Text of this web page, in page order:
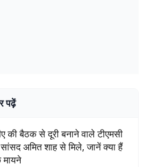
पढ़ें
की बैठक से दूरी बनाने वाले टीएमसी
अमित शाह से मिले, जानें क्या हैं